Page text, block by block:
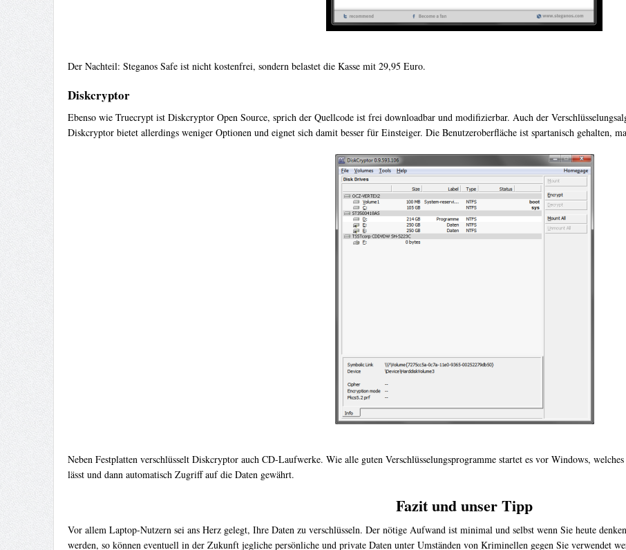
Der Nachteil: Steganos Safe ist nicht kostenfrei, sondern belastet die Kasse mit 29,95 Euro.
Diskcryptor
Ebenso wie Truecrypt ist Diskcryptor Open Source, sprich der Quellcode ist frei downloadbar und modifizierbar. Auch der
Diskcryptor bietet allerdings weniger Optionen und eignet sich damit besser für Einsteiger. Die Benutzeroberfläche ist spartanisch gehalten,
Neben Festplatten verschlüsselt Diskcryptor auch CD-Laufwerke. Wie alle guten Verschlüsselungsprogramme startet es vor Windows,
lässt und dann automatisch Zugriff auf die Daten gewährt.
Fazit und unser Tipp
Vor allem Laptop-Nutzern sei ans Herz gelegt, Ihre Daten zu verschlüsseln. Der nötige Aufwand ist minimal und selbst wenn Sie heute
werden, so können eventuell in der Zukunft jegliche persönliche und private Daten unter Umständen von Kriminellen gegen Sie verwendet